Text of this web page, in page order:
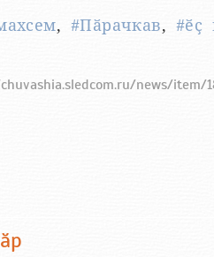
, #Пӑрачкав, #ӗҫ
news/item/